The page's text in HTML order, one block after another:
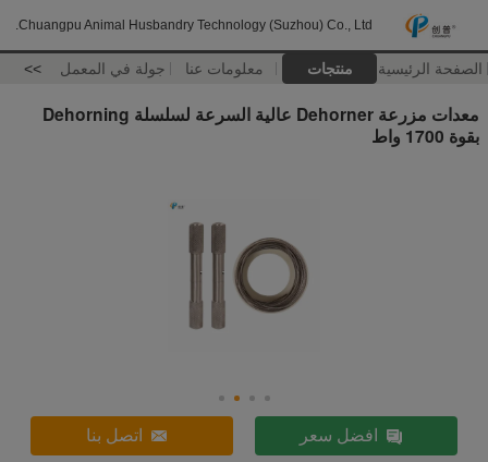
Chuangpu Animal Husbandry Technology (Suzhou) Co., Ltd.
الصفحة الرئيسية منتجات معلومات عنا جولة في المعمل >>
معدات مزرعة Dehorner عالية السرعة لسلسلة Dehorning
بقوة 1700 واط
افضل سعر اتصل بنا